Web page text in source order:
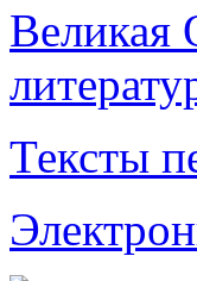
Великая
Тексты